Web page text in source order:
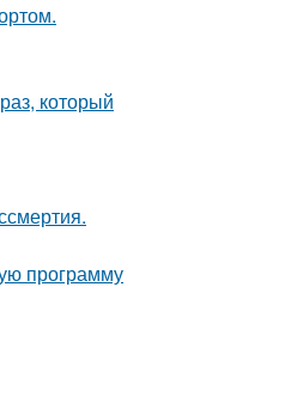
который
программу